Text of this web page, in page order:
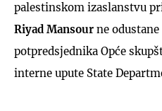
palestinskom izaslanstvu
Riyad Mansour ne
potpredsjednika Opće
interne upute State